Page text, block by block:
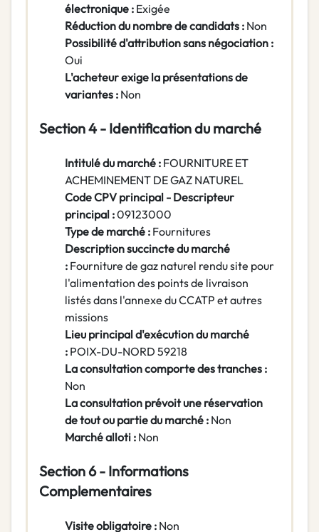
électronique : Exigée
Réduction du nombre de candidats : Non
Possibilité d'attribution sans négociation :
Oui
L'acheteur exige la présentations de
variantes : Non
Section 4 - Identification du marché
Intitulé du marché : FOURNITURE ET
ACHEMINEMENT DE GAZ NATUREL
Code CPV principal - Descripteur
principal :09123000
Type de marché : Fournitures
Description succincte du marché
: Fourniture de gaz naturel rendu site pour
l'alimentation des points de livraison
listés dans l'annexe du CCATP et autres
missions
Lieu principal d'exécution du marché
: POIX-DU-NORD 59218
La consultation comporte des tranches :
Non
La consultation prévoit une réservation
de tout ou partie du marché : Non
Marché alloti : Non
Section 6 - Informations
Complementaires
Visite obligatoire : Non